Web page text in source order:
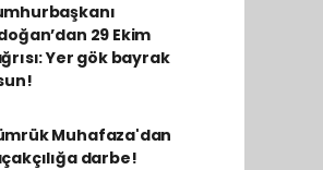
29 Ekim
Yer gök bayrak
Muhafaza'dan
darbe!